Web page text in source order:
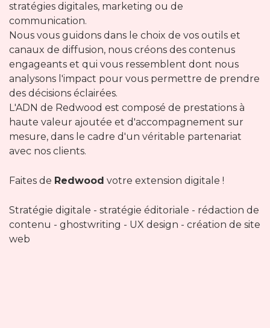
stratégies digitales, marketing ou de
communication.
Nous vous guidons dans le choix de vos outils et
canaux de diffusion, nous créons des contenus
engageants et qui vous ressemblent dont nous
analysons l'impact pour vous permettre de prendre
des décisions éclairées.
L'ADN de Redwood est composé de prestations à
haute valeur ajoutée et d'accompagnement sur
mesure, dans le cadre d'un véritable partenariat
avec nos clients.
Faites de Redwood votre extension digitale !
Stratégie digitale - stratégie éditoriale - rédaction de
contenu - ghostwriting - UX design - création de site
web